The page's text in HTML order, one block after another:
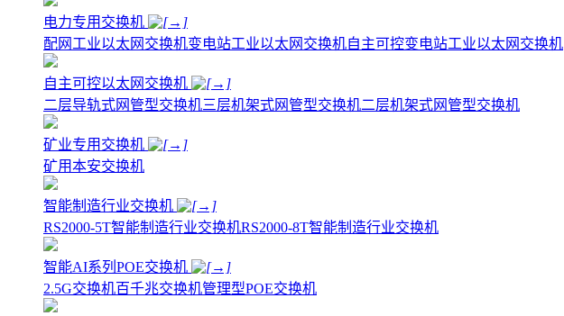
电力专用交换机
配网工业以太网交换机变电站工业以太网交换机自主可控变电站工业以太网交换机
自主可控以太网交换机
二层导轨式网管型交换机三层机架式网管型交换机二层机架式网管型交换机
矿业专用交换机
矿用本安交换机
智能制造行业交换机
RS2000-5T智能制造行业交换机RS2000-8T智能制造行业交换机
智能AI系列POE交换机
2.5G交换机百千兆交换机管理型POE交换机